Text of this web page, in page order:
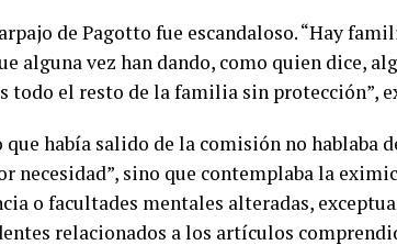
de Pagotto fue escandaloso. “Hay
alguna vez han dando, como quien dice,
todo el resto de la familia sin protección”,
había salido de la comisión no hablaba
necesidad”, sino que contemplaba la
o facultades mentales alteradas,
relacionados a los artículos